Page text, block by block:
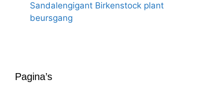
Sandalengigant Birkenstock plant
beursgang
Pagina’s